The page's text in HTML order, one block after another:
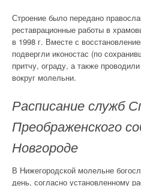
Строение было передано
реставрационные работы в
в 1998 г. Вместе с
подвергли иконостас (по
притчу, ограду, а также
вокруг молельни.
Расписание служб
Преображенского
Новгороде
В Нижегородской молельне
день, согласно установленному